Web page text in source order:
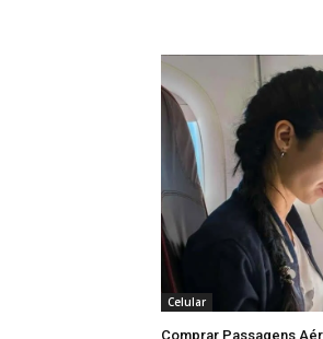
Celular
Comprar Passagens